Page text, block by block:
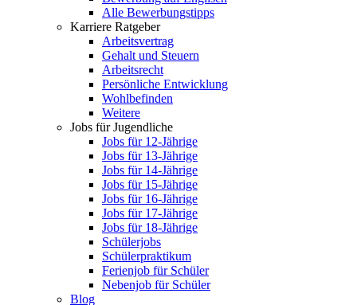
Alle Bewerbungstipps
Karriere Ratgeber
Arbeitsvertrag
Gehalt und Steuern
Arbeitsrecht
Persönliche Entwicklung
Wohlbefinden
Weitere
Jobs für Jugendliche
Jobs für 12-Jährige
Jobs für 13-Jährige
Jobs für 14-Jährige
Jobs für 15-Jährige
Jobs für 16-Jährige
Jobs für 17-Jährige
Jobs für 18-Jährige
Schülerjobs
Schülerpraktikum
Ferienjob für Schüler
Nebenjob für Schüler
Blog